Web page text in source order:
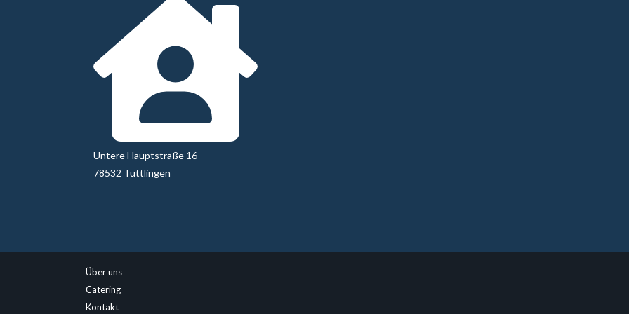
Untere Hauptstraße 16
78532 Tuttlingen
Über uns
Catering
Kontakt